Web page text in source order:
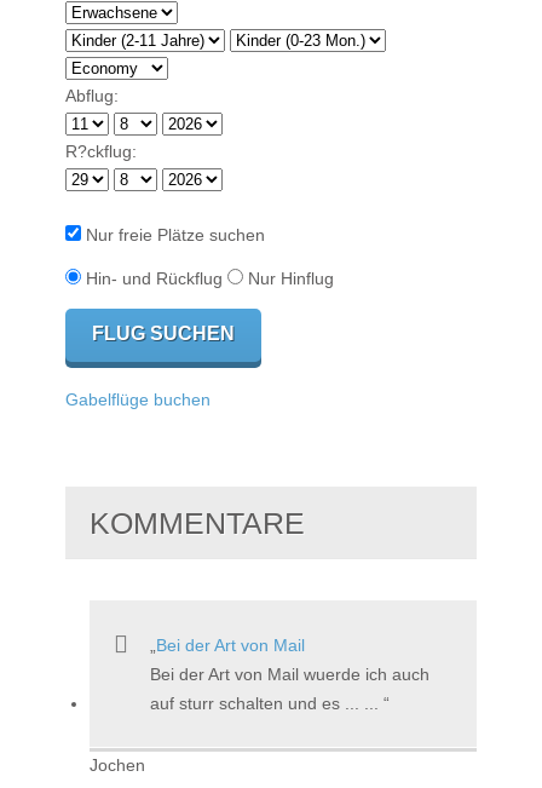
Abflug:
R?ckflug:
Nur freie Plätze suchen
Hin- und Rückflug Nur Hinflug
Gabelflüge buchen
KOMMENTARE
Bei der Art von Mail
Bei der Art von Mail wuerde ich auch
auf sturr schalten und es ... ...
Jochen